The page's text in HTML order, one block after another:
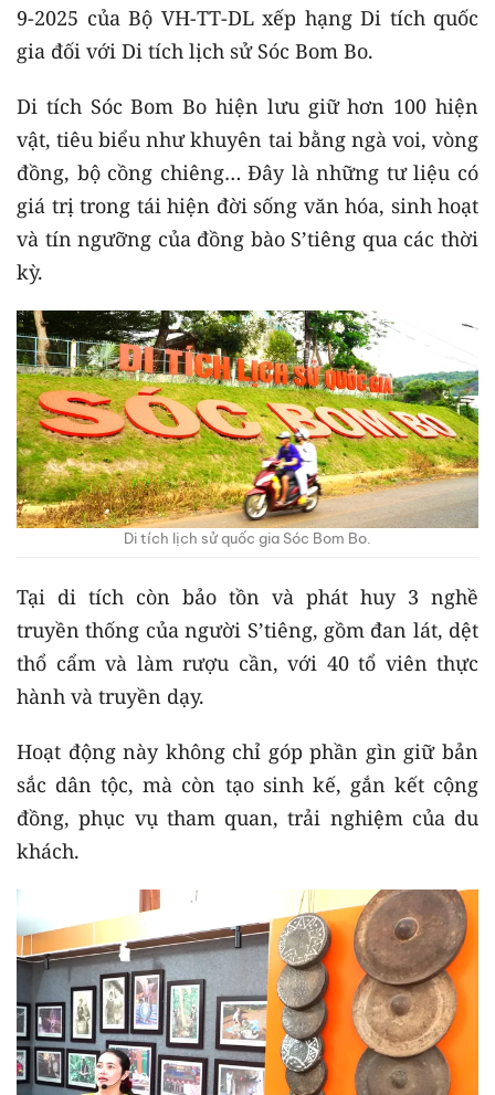
9-2025 của Bộ VH-TT-DL xếp hạng Di tích quốc
gia đối với Di tích lịch sử Sóc Bom Bo.
Di tích Sóc Bom Bo hiện lưu giữ hơn 100 hiện
vật, tiêu biểu như khuyên tai bằng ngà voi, vòng
đồng, bộ cồng chiêng… Đây là những tư liệu có
giá trị trong tái hiện đời sống văn hóa, sinh hoạt
và tín ngưỡng của đồng bào S’tiêng qua các thời
kỳ.
Di tích lịch sử quốc gia Sóc Bom Bo.
Tại di tích còn bảo tồn và phát huy 3 nghề
truyền thống của người S’tiêng, gồm đan lát, dệt
thổ cẩm và làm rượu cần, với 40 tổ viên thực
hành và truyền dạy.
Hoạt động này không chỉ góp phần gìn giữ bản
sắc dân tộc, mà còn tạo sinh kế, gắn kết cộng
đồng, phục vụ tham quan, trải nghiệm của du
khách.